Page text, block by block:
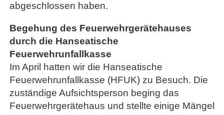
abgeschlossen haben.
Begehung des Feuerwehrgerätehauses
durch die Hanseatische
Feuerwehrunfallkasse
Im April hatten wir die Hanseatische
Feuerwehrunfallkasse (HFUK) zu Besuch. Die
zuständige Aufsichtsperson beging das
Feuerwehrgerätehaus und stellte einige Mängel